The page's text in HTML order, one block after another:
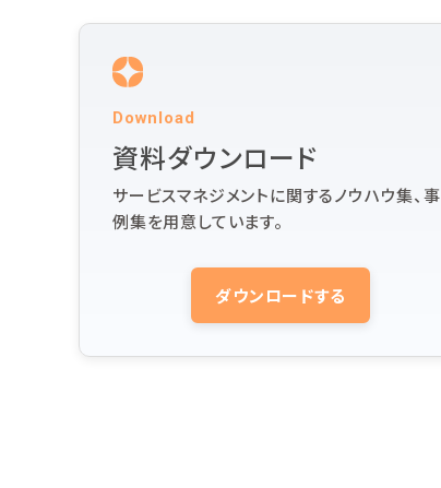
Download
資料ダウンロード
サービスマネジメントに関するノウハウ集、事
例集を用意しています。
ダウンロードする